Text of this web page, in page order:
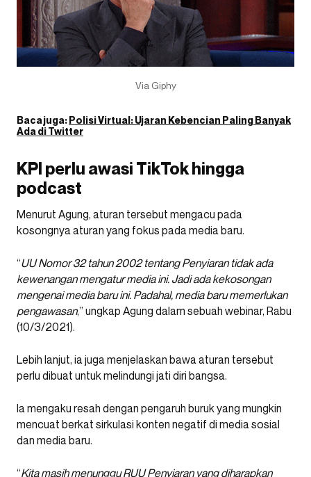
Via Giphy
Baca juga:Polisi Virtual: Ujaran Kebencian Paling Banyak
Ada di Twitter
KPI perlu awasi TikTok hingga
podcast
Menurut Agung, aturan tersebut mengacu pada
kosongnya aturan yang fokus pada media baru.
“UU Nomor 32 tahun 2002 tentang Penyiaran tidak ada
kewenangan mengatur media ini. Jadi ada kekosongan
mengenai media baru ini. Padahal, media baru memerlukan
pengawasan,” ungkap Agung dalam sebuah webinar, Rabu
(10/3/2021).
Lebih lanjut, ia juga menjelaskan bawa aturan tersebut
perlu dibuat untuk melindungi jati diri bangsa.
Ia mengaku resah dengan pengaruh buruk yang mungkin
mencuat berkat sirkulasi konten negatif di media sosial
dan media baru.
“Kita masih menunggu RUU Penyiaran yang diharapkan